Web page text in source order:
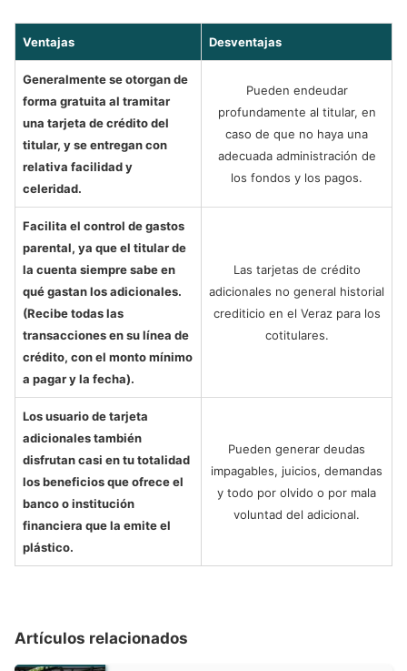
Ventajas Desventajas
Generalmente se otorgan de
forma gratuita al tramitar
una tarjeta de crédito del
titular, y se entregan con
relativa facilidad y
celeridad.
Pueden endeudar
profundamente al titular, en
caso de que no haya una
adecuada administración de
los fondos y los pagos.
Facilita el control de gastos
parental, ya que el titular de
la cuenta siempre sabe en
qué gastan los adicionales.
(Recibe todas las
transacciones en su línea de
crédito, con el monto mínimo
a pagar y la fecha).
Las tarjetas de crédito
adicionales no general historial
crediticio en el Veraz para los
cotitulares.
Los usuario de tarjeta
adicionales también
disfrutan casi en tu totalidad
los beneficios que ofrece el
banco o institución
financiera que la emite el
plástico.
Pueden generar deudas
impagables, juicios, demandas
y todo por olvido o por mala
voluntad del adicional.
Artículos relacionados